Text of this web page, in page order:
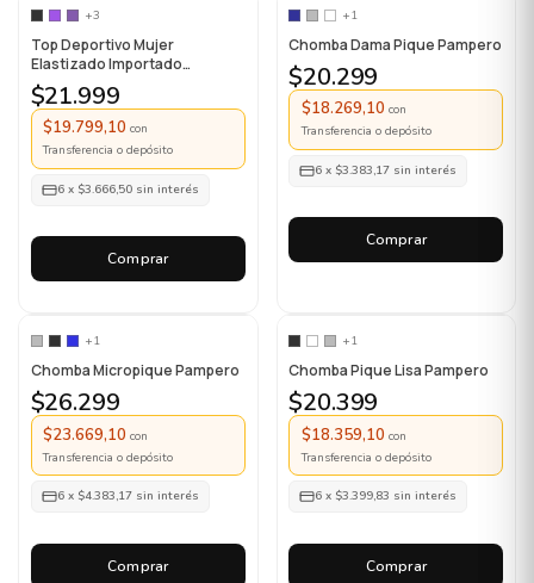
+3
Top Deportivo Mujer
Elastizado Importado
Premium
$21.999
$19.799,10 con
Transferencia o depósito
6 x $3.666,50 sin interés
Comprar
+1
Chomba Dama Pique Pampero
$20.299
$18.269,10 con
Transferencia o depósito
6 x $3.383,17 sin interés
Comprar
+1
Chomba Micropique Pampero
$26.299
$23.669,10 con
Transferencia o depósito
6 x $4.383,17 sin interés
Comprar
+1
Chomba Pique Lisa Pampero
$20.399
$18.359,10 con
Transferencia o depósito
6 x $3.399,83 sin interés
Comprar